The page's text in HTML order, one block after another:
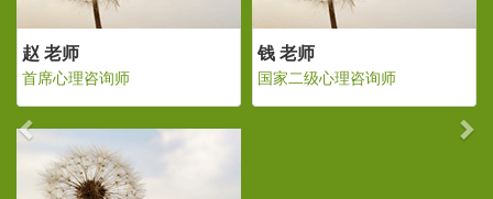
老师
二级心理咨询师
赵 老师
首席心理咨询师